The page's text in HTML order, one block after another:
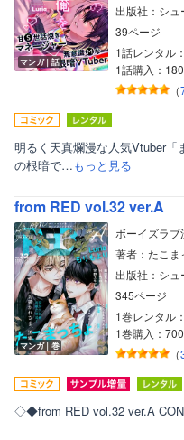
マンガ｜話
出版社：シュ
39ページ
1話レンタル
1話購入：
（
明るく天真爛漫な人気Vtuber
の根暗で…もっと見る
from RED vol.32 ver.A
マンガ｜巻
ボーイズラブ
著者：たこま
出版社：シュ
345ページ
1巻レンタル
1巻購入：
（
◇◆from RED vol.32 ver.A